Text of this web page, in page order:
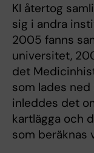
KI återtog
sig i andra
2005 fanns
universitet,
det
som lades
inleddes det
kartlägga och
som beräknas